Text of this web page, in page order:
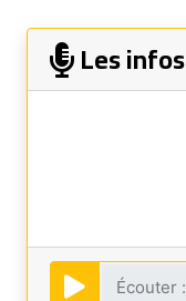
Les infos